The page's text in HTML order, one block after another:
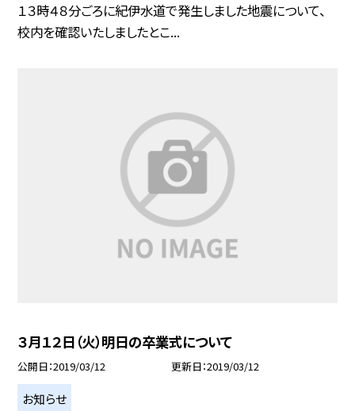
１３時４８分ごろに紀伊水道で発生しました地震について、
校内を確認いたしましたとこ...
３月１２日（火）明日の卒業式について
公開日 2019/03/12 更新日 2019/03/12
お知らせ